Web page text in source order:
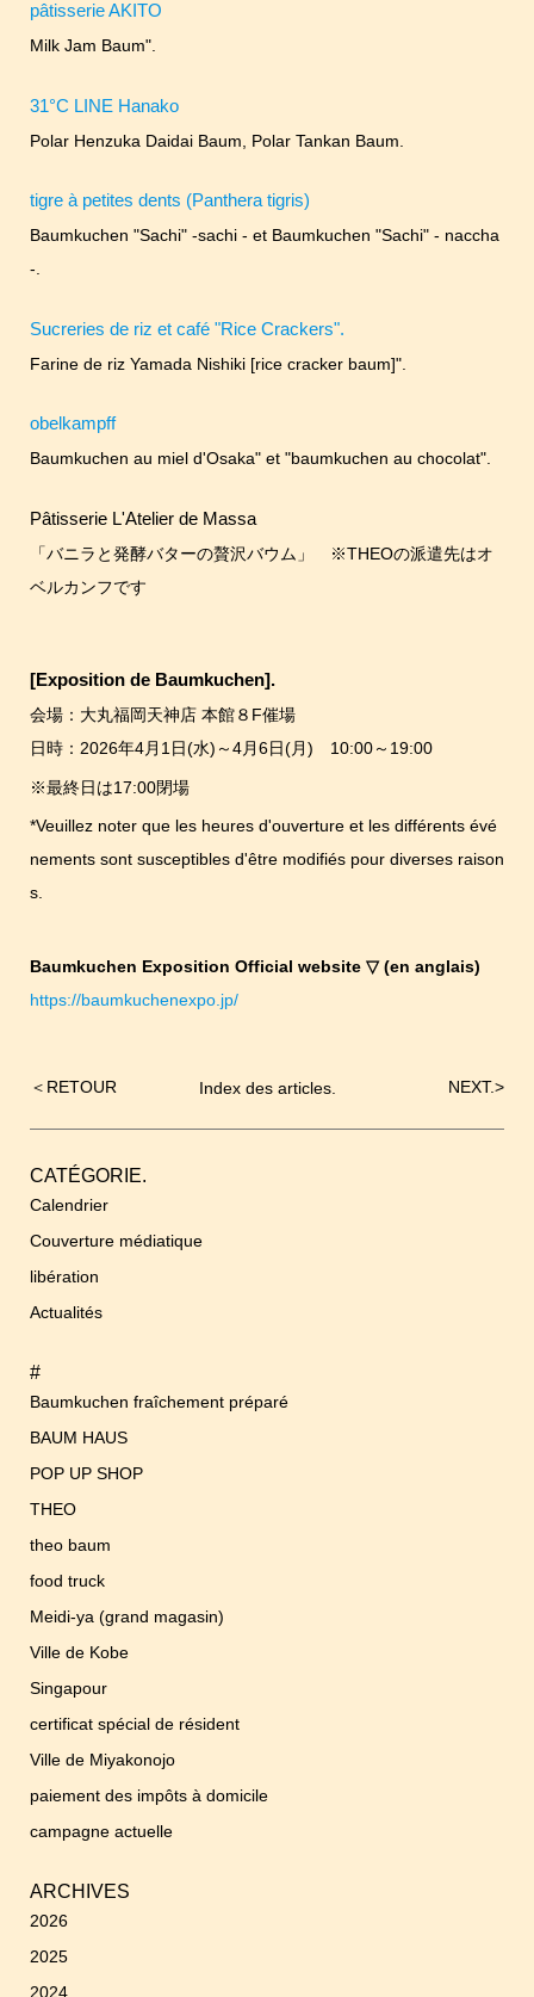
pâtisserie AKITO
Milk Jam Baum".
31°C LINE Hanako
Polar Henzuka Daidai Baum, Polar Tankan Baum.
tigre à petites dents (Panthera tigris)
Baumkuchen "Sachi" -sachi - et Baumkuchen "Sachi" - naccha
-.
Sucreries de riz et café "Rice Crackers".
Farine de riz Yamada Nishiki [rice cracker baum]".
obelkampff
Baumkuchen au miel d'Osaka" et "baumkuchen au chocolat".
Pâtisserie L'Atelier de Massa
「バニラと発酵バターの贅沢バウム」 ※THEOの派遣先はオ
ベルカンフです
[Exposition de Baumkuchen].
会場：大丸福岡天神店 本館８F催場
日時：2026年4月1日(水)～4月6日(月) 10:00～19:00
※最終日は17:00閉場
*Veuillez noter que les heures d'ouverture et les différents évé
nements sont susceptibles d'être modifiés pour diverses raison
s.
Baumkuchen Exposition Official website ▽ (en anglais)
https://baumkuchenexpo.jp/
Index des articles.
Navigation
＜ RETOUR NEXT.>
CATÉGORIE.
Calendrier
Couverture médiatique
libération
Actualités
#
Baumkuchen fraîchement préparé
BAUM HAUS
POP UP SHOP
THEO
theo baum
food truck
Meidi-ya (grand magasin)
Ville de Kobe
Singapour
certificat spécial de résident
Ville de Miyakonojo
paiement des impôts à domicile
campagne actuelle
ARCHIVES
2026
2025
2024